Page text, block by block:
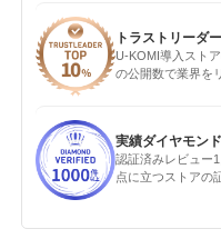
トラストリーダ
U-KOMI導入スト
の公開数で業界を
実績ダイヤモン
認証済みレビュー
点に立つストアの